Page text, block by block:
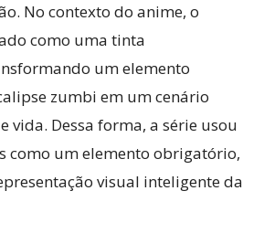
No contexto do anime, o
como uma tinta
um elemento
zumbi em um cenário
vida. Dessa forma, a série usou
como um elemento obrigatório,
visual inteligente da